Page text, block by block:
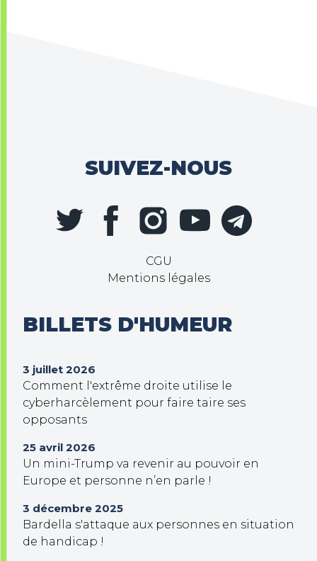
SUIVEZ-NOUS
CGU
Mentions légales
BILLETS D'HUMEUR
3 juillet 2026
Comment l'extrême droite utilise le
cyberharcèlement pour faire taire ses
opposants
25 avril 2026
Un mini-Trump va revenir au pouvoir en
Europe et personne n’en parle !
3 décembre 2025
Bardella s'attaque aux personnes en situation
de handicap !